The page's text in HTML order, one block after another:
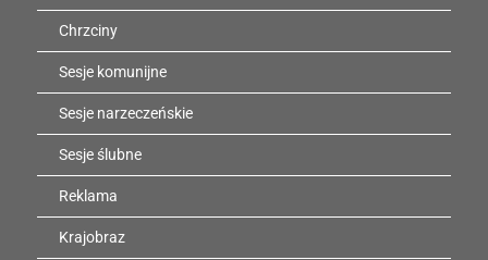
Chrzciny
Sesje komunijne
Sesje narzeczeńskie
Sesje ślubne
Reklama
Krajobraz